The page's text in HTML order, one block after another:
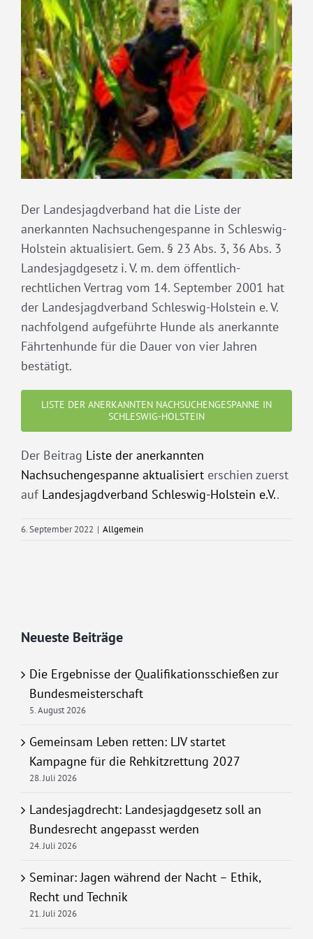
grösseres
Bild
Der Landesjagdverband hat die Liste der
anerkannten Nachsuchengespanne in Schleswig-
Holstein aktualisiert. Gem. § 23 Abs. 3, 36 Abs. 3
Landesjagdgesetz i. V. m. dem öffentlich-
rechtlichen Vertrag vom 14. September 2001 hat
der Landesjagdverband Schleswig-Holstein e. V.
nachfolgend aufgeführte Hunde als anerkannte
Fährtenhunde für die Dauer von vier Jahren
bestätigt.
LISTE DER ANERKANNTEN NACHSUCHENGESPANNE IN
SCHLESWIG-HOLSTEIN
Der Beitrag Liste der anerkannten
Nachsuchengespanne aktualisiert erschien zuerst
auf Landesjagdverband Schleswig-Holstein e.V..
6. September 2022 | Allgemein
Neueste Beiträge
Die Ergebnisse der Qualifikationsschießen zur
Bundesmeisterschaft
5. August 2026
Gemeinsam Leben retten: LJV startet
Kampagne für die Rehkitzrettung 2027
28. Juli 2026
Landesjagdrecht: Landesjagdgesetz soll an
Bundesrecht angepasst werden
24. Juli 2026
Seminar: Jagen während der Nacht – Ethik,
Recht und Technik
21. Juli 2026